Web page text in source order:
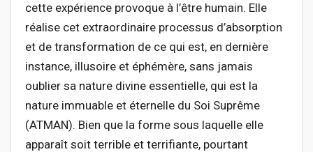
cette expérience provoque à l’être humain. Elle
réalise cet extraordinaire processus d’absorption
et de transformation de ce qui est, en dernière
instance, illusoire et éphémère, sans jamais
oublier sa nature divine essentielle, qui est la
nature immuable et éternelle du Soi Suprême
(ATMAN). Bien que la forme sous laquelle elle
apparaît soit terrible et terrifiante, pourtant